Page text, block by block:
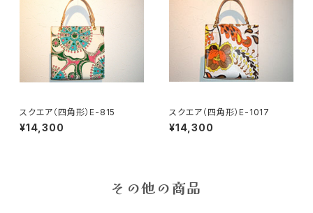
スクエア（四角形）E-815
¥14,300
スクエア（四角形）E-1017
¥14,300
その他の商品